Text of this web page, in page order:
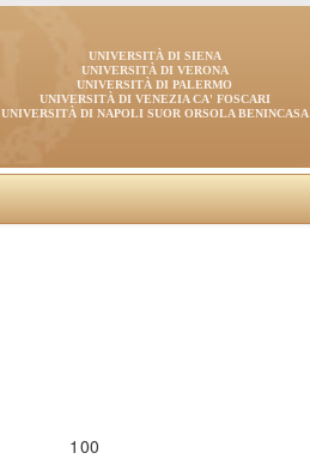
UNIVERSITÀ DI SIENA
UNIVERSITÀ DI VERONA
UNIVERSITÀ DI PALERMO
UNIVERSITÀ DI VENEZIA CA' FOSCARI
UNIVERSITÀ DI NAPOLI SUOR ORSOLA BENINCASA
100